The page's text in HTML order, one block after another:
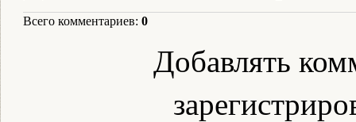
Всего комментариев: 0
Добавлять